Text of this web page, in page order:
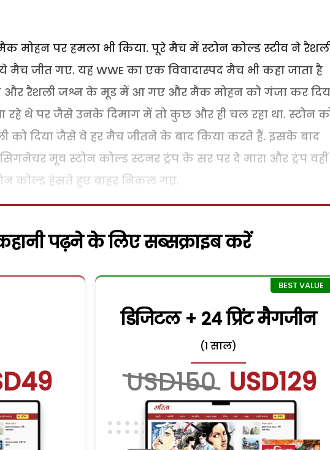
मोहन पर हमला भी किया. पूरे मैच में स्टोन कोल्ड स्टीव ने
मैच जीत गए. यह WWE का एक विवादास्पद मैच भी कहा जाता है
और रैशली जश्न के मूड में आ गए और मैक मोहन को गंजा कर
थे पर जैसे उनके दिमाग में तो कुछ और ही चल रहा था. स्टोन
को दिया जैसे वे हर मैच जीतने के बाद किया करते हैं. इसके बाद
मूव स्टोन कोल्ड स्टनर ट्रंप के सर पर दे मारा और ट्रंप वहीं
कोल्ड हंसते हुए बाहर निकल गए.
पढ़ने के लिए सब्सक्राइब करें
डिजिटल + 24 प्रिंट मैगजीन
(1 साल)
USD150 USD129